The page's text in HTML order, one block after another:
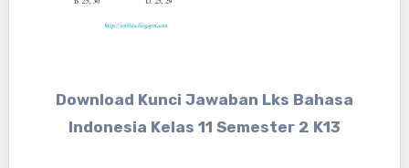
Download Kunci Jawaban Lks Bahasa
Indonesia Kelas 11 Semester 2 K13